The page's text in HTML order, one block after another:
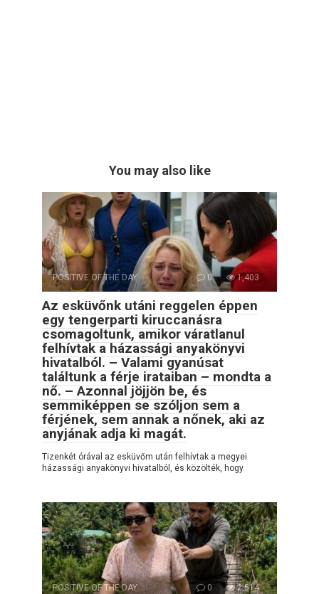
You may also like
POSITIVE OF THE DAY 0 1,403
Az esküvőnk utáni reggelen éppen
egy tengerparti kiruccanásra
csomagoltunk, amikor váratlanul
felhívtak a házassági anyakönyvi
hivatalból. – Valami gyanúsat
találtunk a férje irataiban – mondta a
nő. – Azonnal jöjjön be, és
semmiképpen se szóljon sem a
férjének, sem annak a nőnek, aki az
anyjának adja ki magát.
Tizenkét órával az esküvőm után felhívtak a megyei
házassági anyakönyvi hivatalból, és közölték, hogy
POSITIVE OF THE DAY 0 2,514